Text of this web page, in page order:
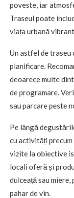
poveste, iar
Traseul poate
viața urbană
Un astfel de traseu
planificare.
deoarece multe
de programare.
sau parcare peste
Pe lângă
cu activități
vizite la obiective
locali oferă și
dulceață sau
pahar de vin.